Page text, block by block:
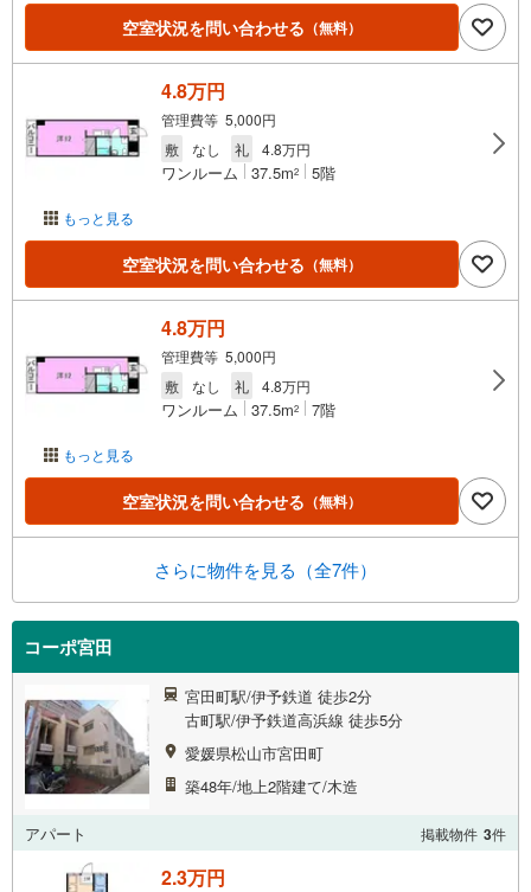
空室状況を問い合わせる （無料）
もっと見る
4.8万円
管理費等 5,000円
敷
なし 礼 4.8万円
ワンルーム 37.5m2 5階
空室状況を問い合わせる （無料）
もっと見る
4.8万円
管理費等 5,000円
敷
なし 礼 4.8万円
ワンルーム 37.5m2 7階
空室状況を問い合わせる （無料）
さらに物件を見る（全7件）
コーポ宮田
宮田町駅/伊予鉄道 徒歩2分
古町駅/伊予鉄道高浜線 徒歩5分
愛媛県松山市宮田町
築48年/地上2階建て/木造
アパート 掲載物件 3件
2.3万円